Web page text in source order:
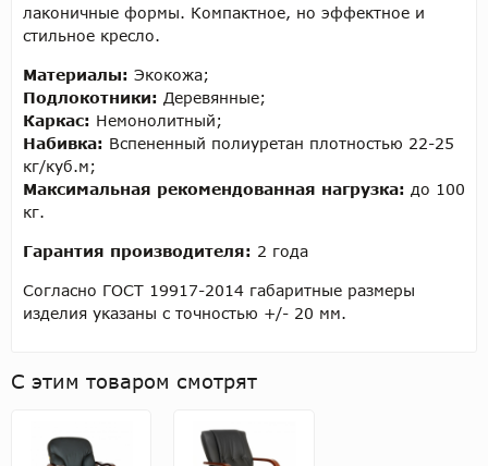
лаконичные формы. Компактное, но эффектное и
стильное кресло.
Материалы: Экокожа;
Подлокотники: Деревянные;
Каркас: Немонолитный;
Набивка: Вспененный полиуретан плотностью 22-25
кг/куб.м;
Максимальная рекомендованная нагрузка: до 100
кг.
Гарантия производителя: 2 года
Согласно ГОСТ 19917-2014 габаритные размеры
изделия указаны с точностью +/- 20 мм.
С этим товаром смотрят